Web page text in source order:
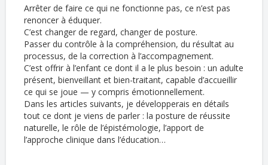
Arrêter de faire ce qui ne fonctionne pas, ce n’est pas
renoncer à éduquer.
C’est changer de regard, changer de posture.
Passer du contrôle à la compréhension, du résultat au
processus, de la correction à l’accompagnement.
C’est offrir à l’enfant ce dont il a le plus besoin : un adulte
présent, bienveillant et bien-traitant, capable d’accueillir
ce qui se joue — y compris émotionnellement.
Dans les articles suivants, je développerais en détails
tout ce dont je viens de parler : la posture de réussite
naturelle, le rôle de l’épistémologie, l’apport de
l’approche clinique dans l’éducation…